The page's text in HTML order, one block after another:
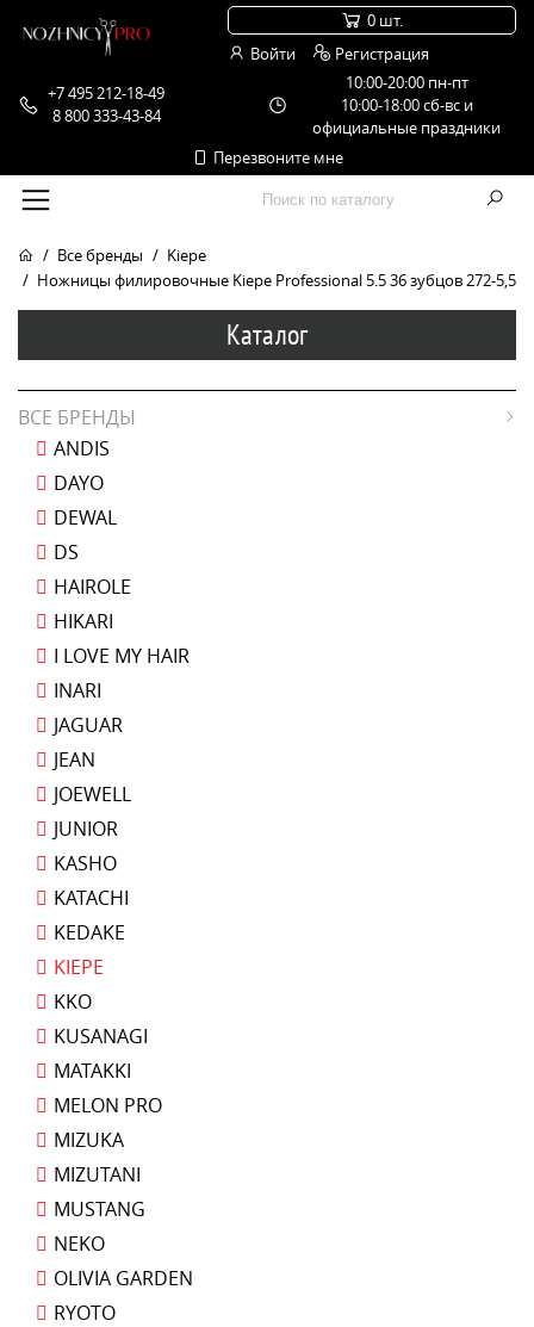
+7 495 212-18-49
8 800 333-43-84
10:00-20:00 пн-пт
10:00-18:00 сб-вс и
официальные праздники
Перезвоните мне
0 шт.
Войти
Регистрация
Все бренды
Kiepe
Ножницы филировочные Kiepe Professional 5.5 36 зубцов 272-5,5
Каталог
ВСЕ БРЕНДЫ
ANDIS
DAYO
DEWAL
DS
HAIROLE
HIKARI
I LOVE MY HAIR
INARI
JAGUAR
JEAN
JOEWELL
JUNIOR
KASHO
KATACHI
KEDAKE
KIEPE
KKO
KUSANAGI
MATAKKI
MELON PRO
MIZUKA
MIZUTANI
MUSTANG
NEKO
OLIVIA GARDEN
RYOTO